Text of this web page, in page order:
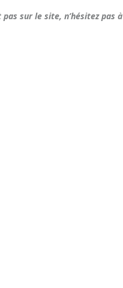
sur le site, n’hésitez pas à